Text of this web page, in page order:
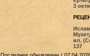
3
ил.
137